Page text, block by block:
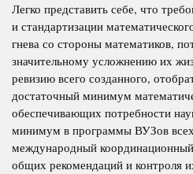
Легко представить себе, что
и стандартизации
гнева со стороны математиков,
значительному усложнению их
ревизию всего созданного,
достаточный минимум
обеспечивающих потребности
минимум в программы ВУЗов всех
международный
общих рекомендаций и контроля